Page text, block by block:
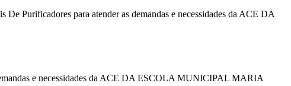
Purificadores para atender as demandas e necessidades da ACE DA
e necessidades da ACE DA ESCOLA MUNICIPAL MARIA